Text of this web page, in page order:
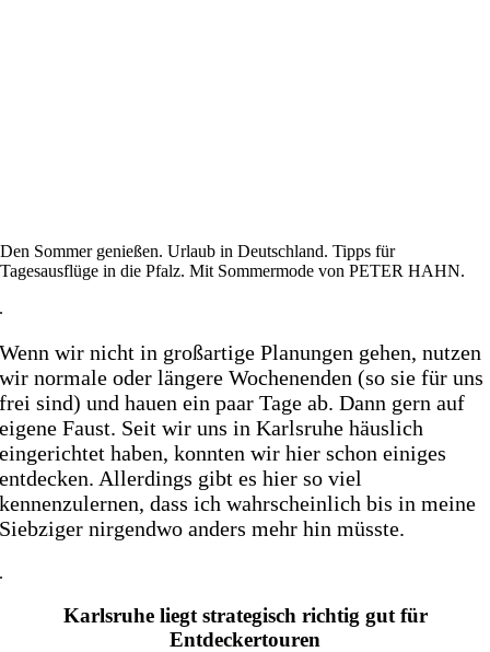
Den Sommer genießen. Urlaub in Deutschland. Tipps für
Tagesausflüge in die Pfalz. Mit Sommermode von PETER HAHN.
.
Wenn wir nicht in großartige Planungen gehen, nutzen
wir normale oder längere Wochenenden (so sie für uns
frei sind) und hauen ein paar Tage ab. Dann gern auf
eigene Faust. Seit wir uns in Karlsruhe häuslich
eingerichtet haben, konnten wir hier schon einiges
entdecken. Allerdings gibt es hier so viel
kennenzulernen, dass ich wahrscheinlich bis in meine
Siebziger nirgendwo anders mehr hin müsste.
.
Karlsruhe liegt strategisch richtig gut für
Entdeckertouren